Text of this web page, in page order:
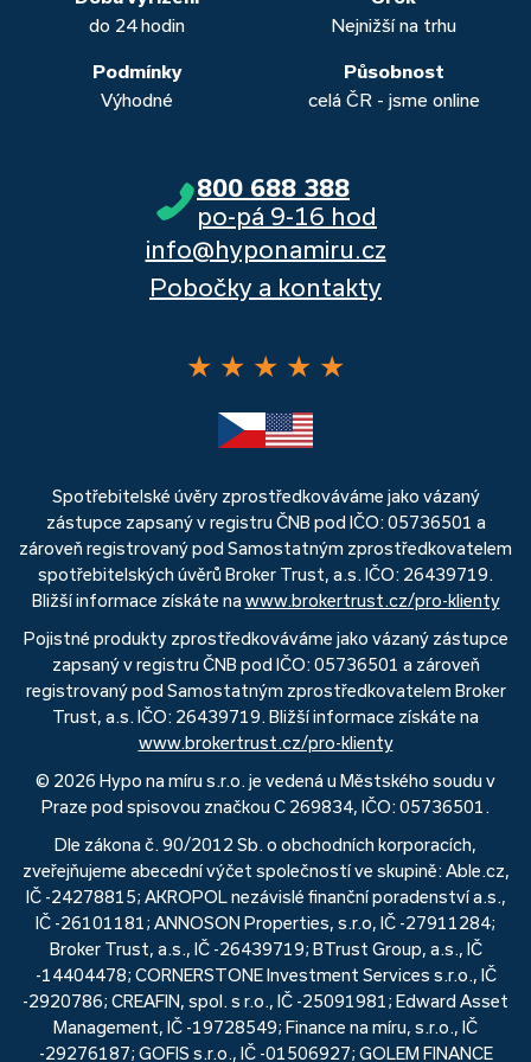
do 24 hodin
Nejnižší na trhu
Podmínky
Výhodné
Působnost
celá ČR - jsme online
800 688 388
po-pá 9-16 hod
info@hyponamiru.cz
Pobočky a kontakty
★ ★ ★ ★ ★
Spotřebitelské úvěry zprostředkováváme jako vázaný
zástupce zapsaný v registru ČNB pod IČO: 05736501 a
zároveň registrovaný pod Samostatným zprostředkovatelem
spotřebitelských úvěrů Broker Trust, a.s. IČO: 26439719.
Bližší informace získáte na www.brokertrust.cz/pro-klienty
Pojistné produkty zprostředkováváme jako vázaný zástupce
zapsaný v registru ČNB pod IČO: 05736501 a zároveň
registrovaný pod Samostatným zprostředkovatelem Broker
Trust, a.s. IČO: 26439719. Bližší informace získáte na
www.brokertrust.cz/pro-klienty
© 2026 Hypo na míru s.r.o. je vedená u Městského soudu v
Praze pod spisovou značkou C 269834, IČO: 05736501.
Dle zákona č. 90/2012 Sb. o obchodních korporacích,
zveřejňujeme abecední výčet společností ve skupině: Able.cz,
IČ -24278815; AKROPOL nezávislé finanční poradenství a.s.,
IČ -26101181; ANNOSON Properties, s.r.o, IČ -27911284;
Broker Trust, a.s., IČ -26439719; BTrust Group, a.s., IČ
-14404478; CORNERSTONE Investment Services s.r.o., IČ
-2920786; CREAFIN, spol. s r.o., IČ -25091981; Edward Asset
Management, IČ -19728549; Finance na míru, s.r.o., IČ
-29276187; GOFIS s.r.o., IČ -01506927; GOLEM FINANCE